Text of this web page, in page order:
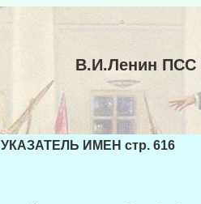
В.И.Ленин ПСС
УКАЗАТЕЛЬ ИМЕН стр. 616